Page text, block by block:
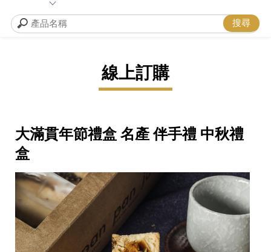
線上訂購
大滿貫年節禮盒 名產 伴手禮 中秋禮
盒